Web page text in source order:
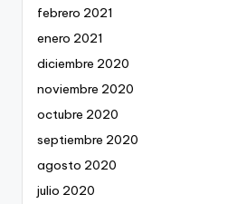
febrero 2021
enero 2021
diciembre 2020
noviembre 2020
octubre 2020
septiembre 2020
agosto 2020
julio 2020